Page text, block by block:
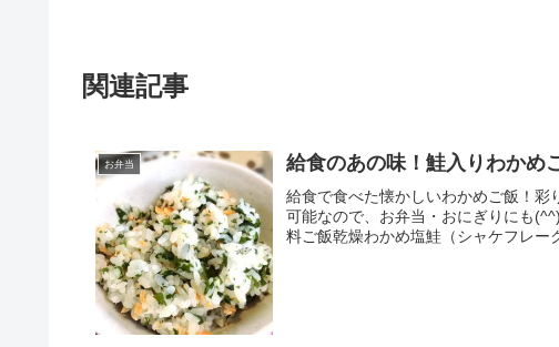
関連記事
お弁当 給食のあの味！鮭入りわかめ
給食で食べた懐かしいわかめご飯！
可能なので、お弁当・おにぎりにも
料ご飯乾燥わかめ塩鮭（シャケフレ